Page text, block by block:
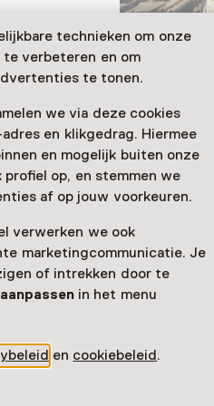
technieken om onze
verbeteren en om
te tonen.
we via deze cookies
en klikgedrag. Hiermee
en mogelijk buiten onze
op, en stemmen we
af op jouw voorkeuren.
verwerken we ook
marketingcommunicatie. Je
of intrekken door te
in het menu
en cookiebeleid.
man in den Schuhen eines
Freiheit sehr wichtige